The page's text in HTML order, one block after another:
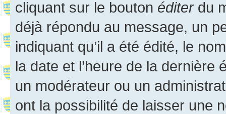
cliquant sur le bouton éditerdu
déjà répondu au message, un
indiquant qu’il a été édité, le
la date et l’heure de la dernière
un modérateur ou un
ont la possibilité de laisser une